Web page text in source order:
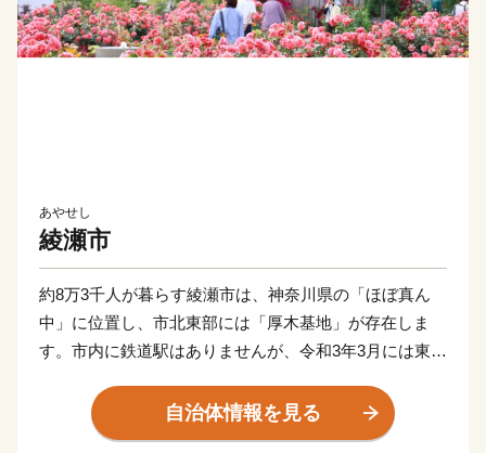
あやせし
綾瀬市
約8万3千人が暮らす綾瀬市は、神奈川県の「ほぼ真ん
中」に位置し、市北東部には「厚木基地」が存在しま
す。市内に鉄道駅はありませんが、令和3年3月には東名
都心などからのアクセスが向上しました。
近年では「ロケ・ものづくり・菜速野菜のまち」として
自治体情報を見る